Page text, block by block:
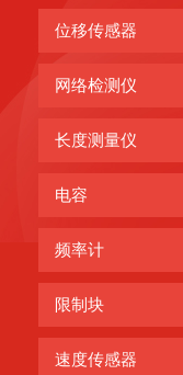
位移传感器
网络检测仪
长度测量仪
电容
频率计
限制块
速度传感器